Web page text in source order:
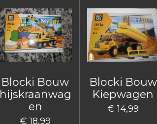
Blocki Bouw
hijskraanwag
en
€ 18,99
Blocki Bouw
Kiepwagen
€ 14,99